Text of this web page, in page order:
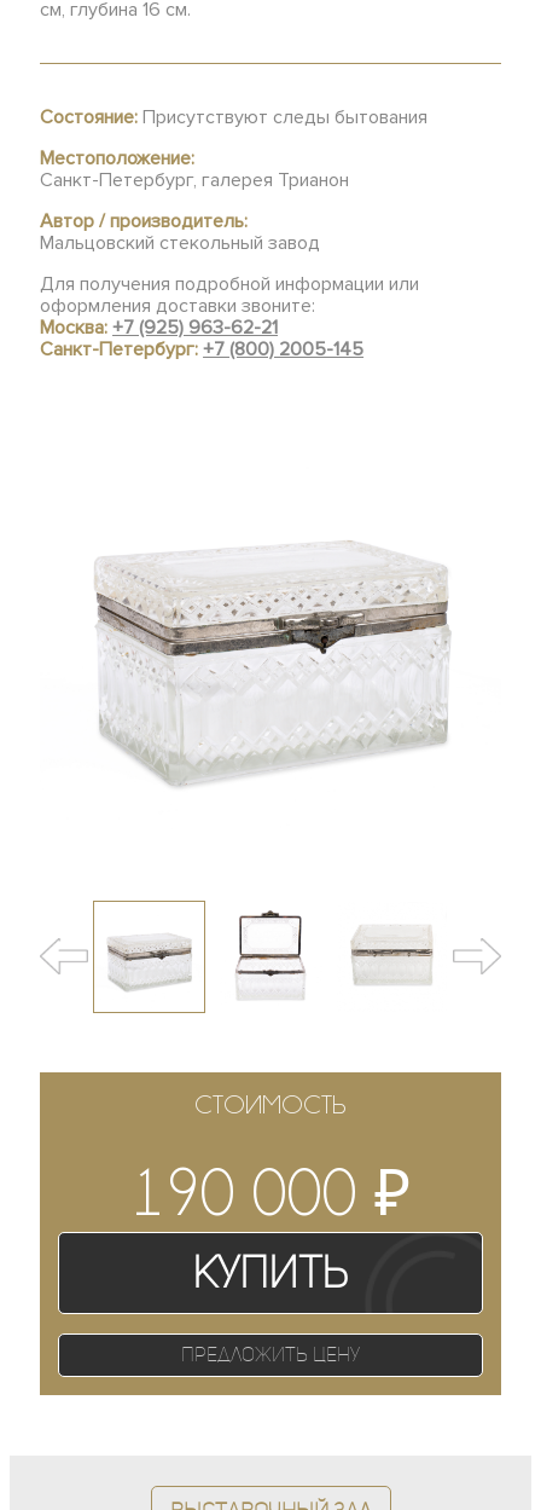
см, глубина 16 см.
Состояние: Присутствуют следы бытования
Местоположение:
Санкт-Петербург, галерея Трианон
Автор / производитель:
Мальцовский стекольный завод
Для получения подробной информации или
оформления доставки звоните:
Москва:+7 (925) 963-62-21
Санкт-Петербург:+7 (800) 2005-145
СТОИМОСТЬ
190 000 ₽
Купить
Предложить цену